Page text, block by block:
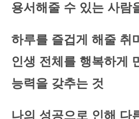
용서해줄 수 있는 사람
하루를 즐겁게 해줄 취
인생 전체를 행복하게
능력을 갖추는 것
나의 성공으로 인해 다